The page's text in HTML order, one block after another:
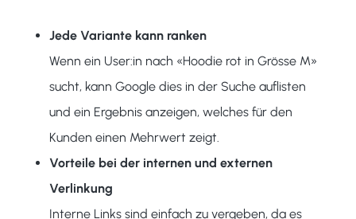
Jede Variante kann ranken
Wenn ein User:in nach «Hoodie rot in Grösse M»
sucht, kann Google dies in der Suche auflisten
und ein Ergebnis anzeigen, welches für den
Kunden einen Mehrwert zeigt.
Vorteile bei der internen und externen
Verlinkung
Interne Links sind einfach zu vergeben, da es